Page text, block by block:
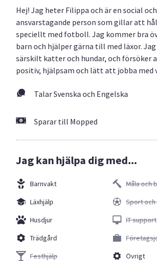
Hej! Jag heter Filippa och är en social och
ansvarstagande person som gillar att
speciellt med fotboll. Jag kommer bra
barn och hjälper gärna till med läxor.
särskilt katter och hundar, och försöker
positiv, hjälpsam och lätt att jobba med
Talar Svenska och Engelska
Sparar till Mopped
Jag kan hjälpa dig med...
Barnvakt
Läxhjälp
Husdjur
Trädgård
Festhjälp
Måla och
Sport och
IT support
Övrigt